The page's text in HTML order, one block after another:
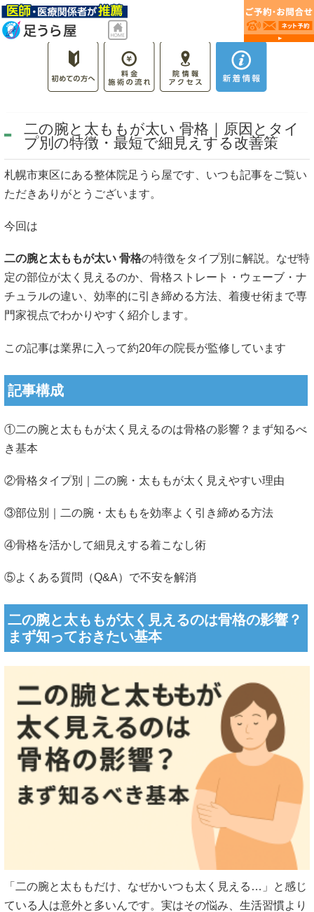
二の腕と太ももが太い 骨格｜原因とタイ
プ別の特徴・最短で細見えする改善策
札幌市東区にある整体院足うら屋です、いつも記事をご覧い
ただきありがとうございます。
今回は
二の腕と太ももが太い 骨格の特徴をタイプ別に解説。なぜ特
定の部位が太く見えるのか、骨格ストレート・ウェーブ・ナ
チュラルの違い、効率的に引き締める方法、着痩せ術まで専
門家視点でわかりやすく紹介します。
この記事は業界に入って約20年の院長が監修しています
記事構成
①二の腕と太ももが太く見えるのは骨格の影響？まず知るべ
き基本
②骨格タイプ別｜二の腕・太ももが太く見えやすい理由
③部位別｜二の腕・太ももを効率よく引き締める方法
④骨格を活かして細見えする着こなし術
⑤よくある質問（Q&A）で不安を解消
二の腕と太ももが太く見えるのは骨格の影響？
まず知っておきたい基本
「二の腕と太ももだけ、なぜかいつも太く見える…」と感じ
ている人は意外と多いんです。実はその悩み、生活習慣より